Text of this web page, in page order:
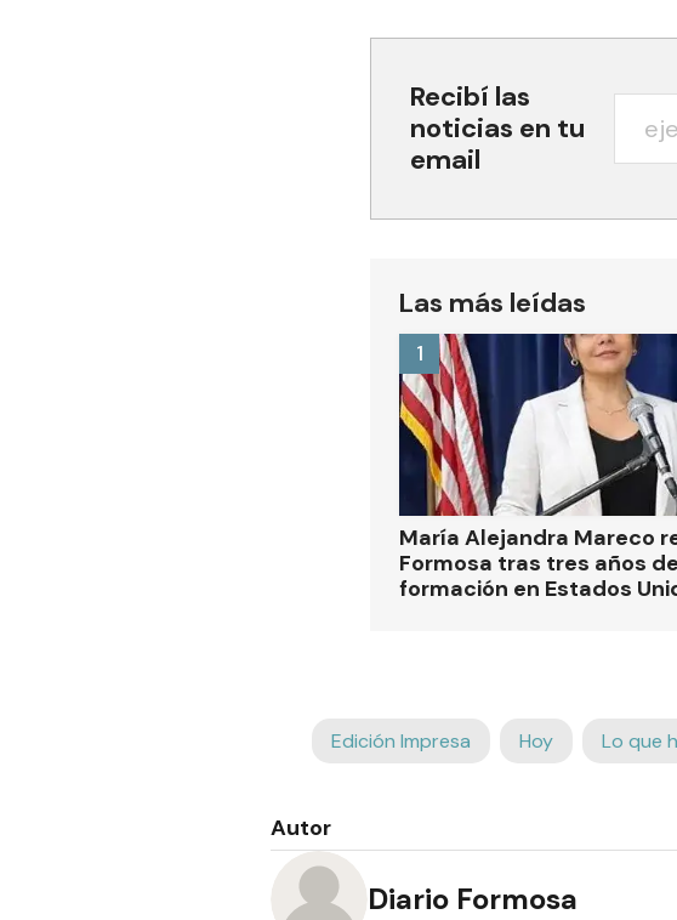
Recibí las
noticias en tu
email
Las más leídas
María Alejandra Mareco
Formosa tras tres años
formación en Estados
1
Edición Impresa Hoy Lo que
Autor
Diario Formosa